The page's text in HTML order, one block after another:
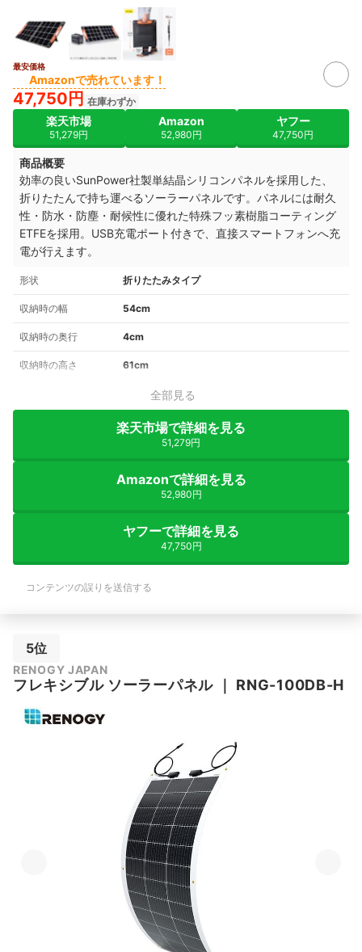
最安価格
Amazonで売れています！
47,750円 在庫わずか
楽天市場
51,279円
Amazon
52,980円
ヤフー
47,750円
商品概要
効率の良いSunPower社製単結晶シリコンパネルを採用した、
折りたたんで持ち運べるソーラーパネルです。パネルには耐久
性・防水・防塵・耐候性に優れた特殊フッ素樹脂コーティング
ETFEを採用。USB充電ポート付きで、直接スマートフォンへ充
電が行えます。
形状 折りたたみタイプ
収納時の幅 54cm
収納時の奥行 4cm
収納時の高さ 61cm
全部見る
楽天市場で詳細を見る
51,279円
Amazonで詳細を見る
52,980円
ヤフーで詳細を見る
47,750円
コンテンツの誤りを送信する
5位
RENOGY JAPAN
フレキシブル ソーラーパネル ｜ RNG-100DB-H